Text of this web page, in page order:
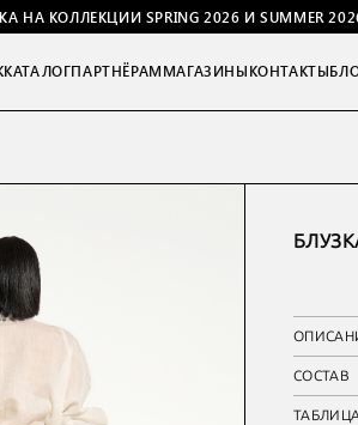
НА КОЛЛЕКЦИИ SPRING 2026 И SUMMER
КАТАЛОГПАРТНЁРАММАГАЗИНЫКОНТАКТЫ
СОСТАВ